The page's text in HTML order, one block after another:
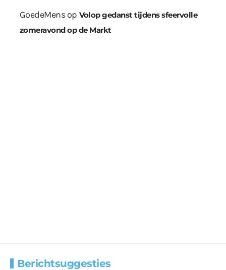
GoedeMensop Volop gedanst tijdens sfeervolle
zomeravond op de Markt
Berichtsuggesties